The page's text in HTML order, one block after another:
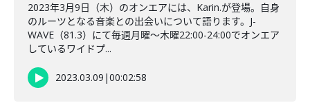
2023年3月9日（木）のオンエアには、Karin.が登場。自身
のルーツとなる音楽との出会いについて語ります。J-
WAVE（81.3）にて毎週月曜～木曜22:00-24:00でオンエア
しているワイドプ...
2023.03.09 |00:02:58